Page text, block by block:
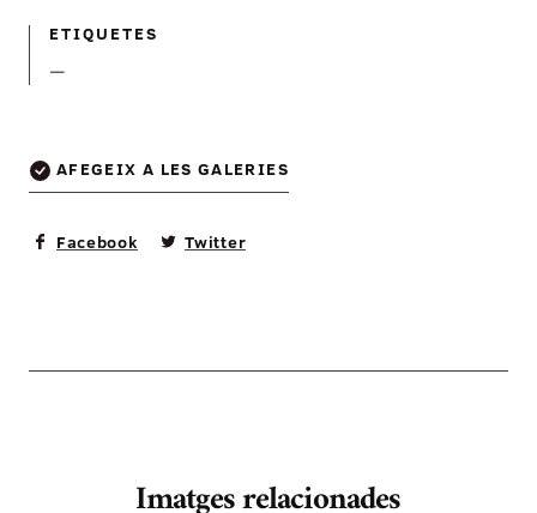
ETIQUETES
—
AFEGEIX A LES GALERIES
Facebook Twitter
Imatges relacionades